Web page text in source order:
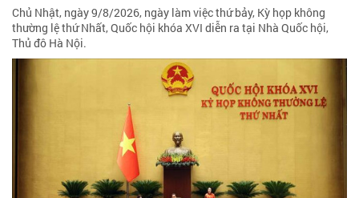
Chủ Nhật, ngày 9/8/2026, ngày làm việc thứ bảy, Kỳ họp không
thường lệ thứ Nhất, Quốc hội khóa XVI diễn ra tại Nhà Quốc hội,
Thủ đô Hà Nội.